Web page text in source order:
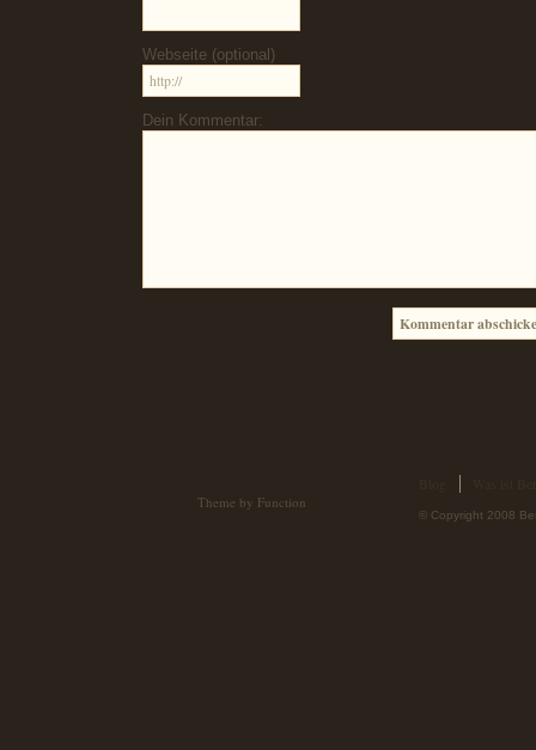
Webseite (optional)
Dein Kommentar:
Theme by Function
© Copyright 2008